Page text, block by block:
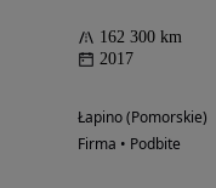
162 300 km
2017
Łapino (Pomorskie)
Firma • Podbite